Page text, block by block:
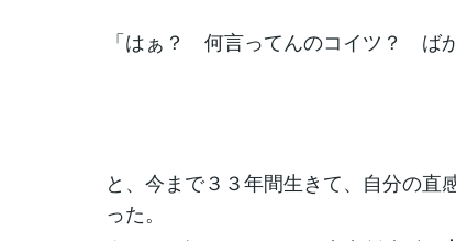
「はぁ？ 何言ってんのコイツ？ ば
と、今まで３３年間生きて、自分の
った。